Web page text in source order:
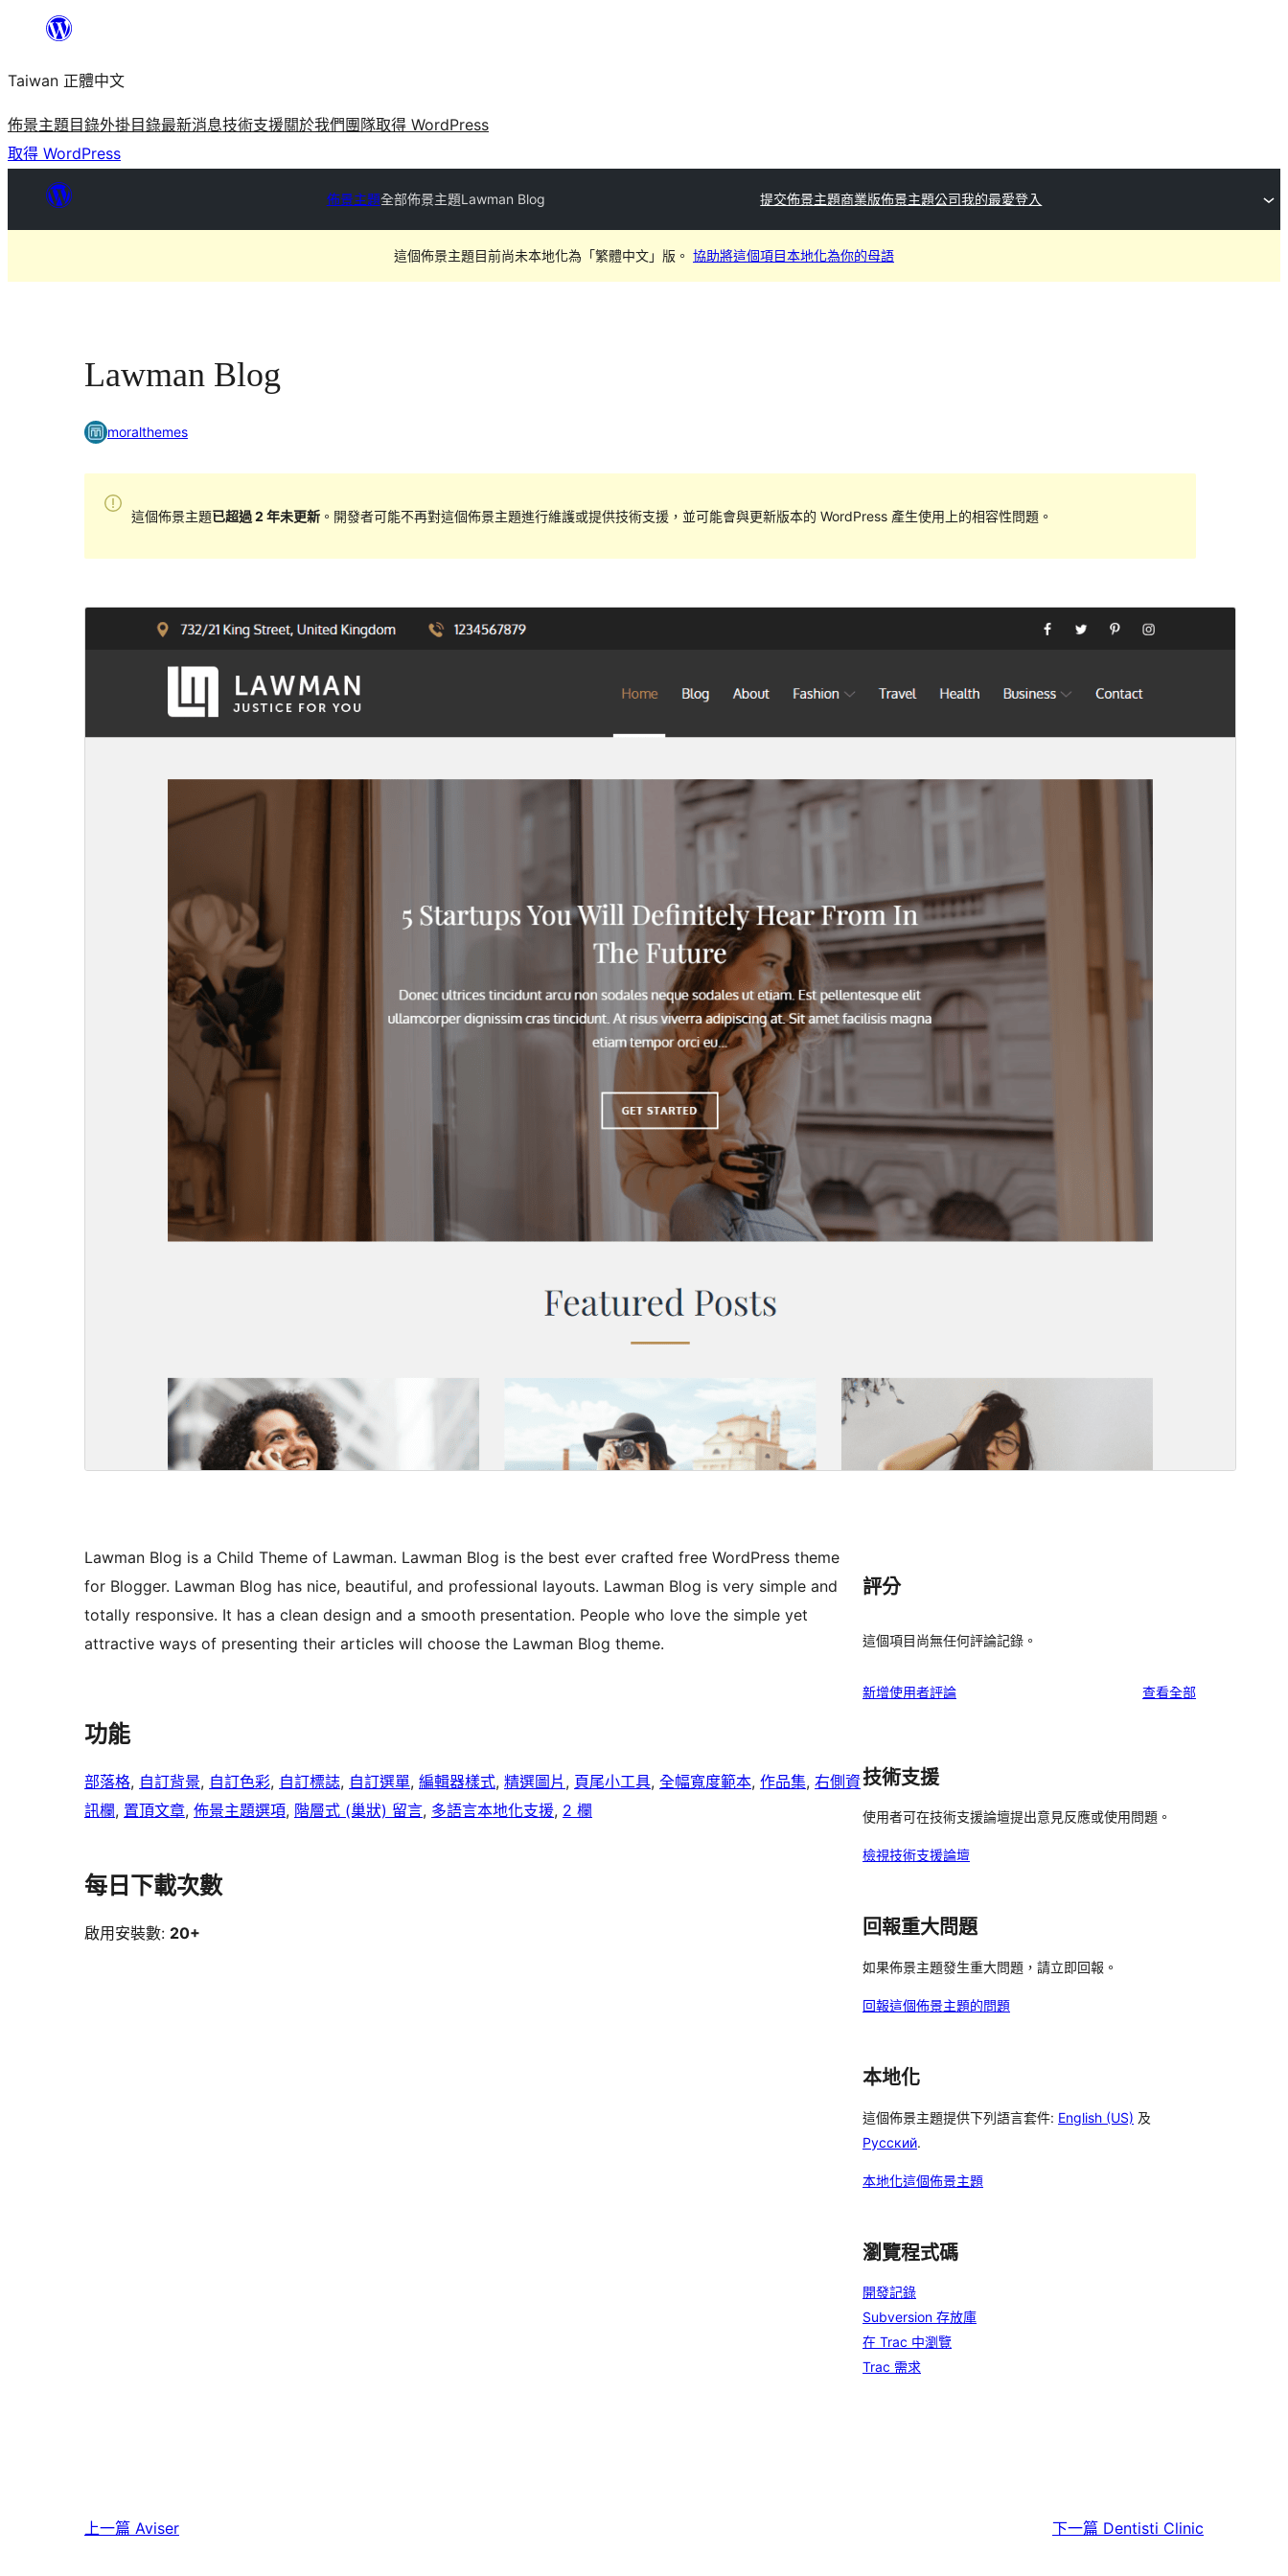
主
要
內
容
Taiwan 正體中文
佈景主題目錄外掛目錄最新消息技術支援關於我們 團隊取得 WordPress
取得 WordPress
佈景主題全部佈景主題Lawman Blog 提交佈景主題商業版佈景主題公司我的最愛登入
這個佈景主題目前尚未本地化為「繁體中文」版。 協助將這個項目本地化為你的母語
Lawman Blog
moralthemes
這個佈景主題已超過 2 年未更新。開發者可能不再對這個佈景主題進行維護或提供技術支援，並可能會與更新版本的 WordPress 產生使用上的相容性問題。
啟用安裝數
Lawman Blog is a Child Theme of Lawman. Lawman Blog is the best ever crafted free WordPress theme
for Blogger. Lawman Blog has nice, beautiful, and professional layouts. Lawman Blog is very simple and
totally responsive. It has a clean design and a smooth presentation. People who love the simple yet
attractive ways of presenting their articles will choose the Lawman Blog theme.
功能
部落格, 自訂背景, 自訂色彩, 自訂標誌, 自訂選單, 編輯器樣式, 精選圖片 , 頁尾小工具, 全幅寬度範本, 作品集, 右側資
訊欄, 置頂文章, 佈景主題選項, 階層式 (巢狀) 留言, 多語言本地化支援, 2 欄
每日下載次數
啟用安裝數: 20+
評分
這個項目尚無任何評論記錄。
新增使用者評論 查看全部使
技術支援
使用者可在技術支援論壇提出意見反應或使用問題。
檢視技術支援論壇
回報重大問題
如果佈景主題發生重大問題，請立即回報。
回報這個佈景主題的問題
本地化
這個佈景主題提供下列語言套件: English (US) 及
Русский.
本地化這個佈景主題
瀏覽程式碼
開發記錄
Subversion 存放庫
在 Trac 中瀏覽
Trac 需求
上一篇 Aviser 下一篇 Dentisti Clinic